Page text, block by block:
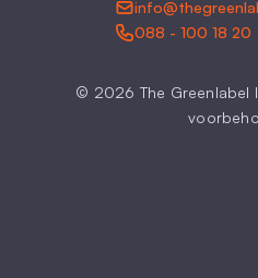
088 - 100 18 20
© 2026 The Greenlabel